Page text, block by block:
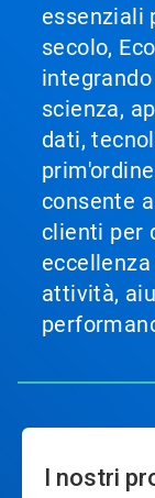
essenziali
secolo,
scienza,
dati,
consente
clienti per
attività,
I nostri